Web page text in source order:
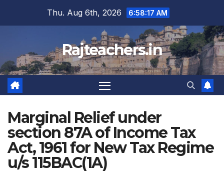
Thu. Aug 6th, 2026 6:58:18 AM
Rajteachers.in
Marginal Relief under
section 87A of Income Tax
Act, 1961 for New Tax Regime
u/s 115BAC(1A)